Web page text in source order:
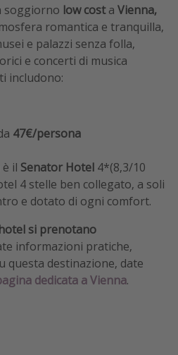
soggiorno low costa Vienna,
romantica e tranquilla,
e palazzi senza folla,
e concerti di musica
includono:
47€/persona
il Senator Hotel 4*(8,3/10
4 stelle ben collegato, a soli
e dotato di ogni comfort.
si prenotano
informazioni pratiche,
questa destinazione, date
dedicata a Vienna.